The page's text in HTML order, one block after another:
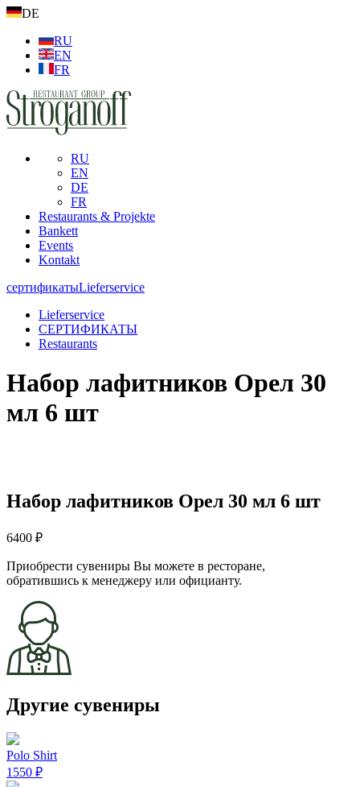
DE
RU
EN
FR
RU
EN
DE
FR
Restaurants & Projekte
Bankett
Events
Kontakt
сертификатыLieferservice
Lieferservice
СЕРТИФИКАТЫ
Restaurants
Набор лафитников Орел 30
мл 6 шт
Набор лафитников Орел 30 мл 6 шт
6400 ₽
Приобрести сувениры Вы можете в ресторане,
обратившись к менеджеру или официанту.
Другие сувениры
Polo Shirt
1550 ₽